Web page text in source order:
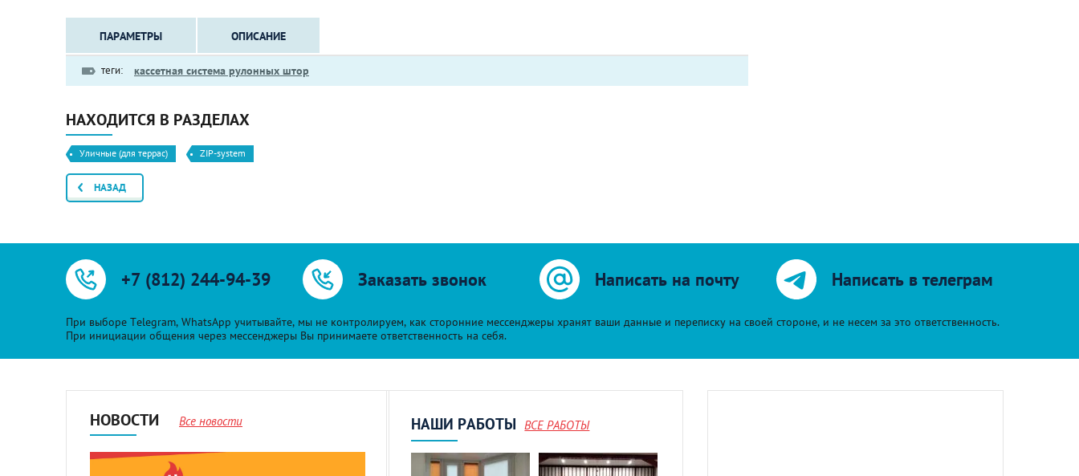
ПАРАМЕТРЫ ОПИСАНИЕ
теги: кассетная система рулонных штор
НАХОДИТСЯ В РАЗДЕЛАХ
Уличные (для террас) ZIP-system
НАЗАД
+7 (812) 244-94-39 Заказать звонок Написать на почту Написать в телеграм
При выборе Telegram, WhatsApp учитывайте, мы не контролируем, как сторонние мессенджеры хранят ваши данные и переписку на своей стороне, и не несем за это ответственность.
При инициации общения через мессенджеры Вы принимаете ответственность на себя.
НОВОСТИ Все новости НАШИ РАБОТЫ ВСЕ РАБОТЫ